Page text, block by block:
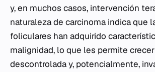
y, en muchos casos, intervención
naturaleza de carcinoma indica que
foliculares han adquirido
malignidad, lo que les permite
descontrolada y, potencialmente,